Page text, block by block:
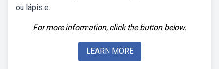
ou lápis e.
For more information, click the button below.
LEARN MORE